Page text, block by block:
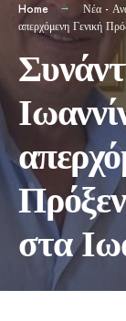
Home Νέα -
απερχόμενη Γενική
στα